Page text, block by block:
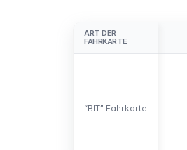
ART DER
FAHRKARTE
“BIT” Fahrkarte
ART DER
FAHRKARTE
“BIT” Fahrkarte